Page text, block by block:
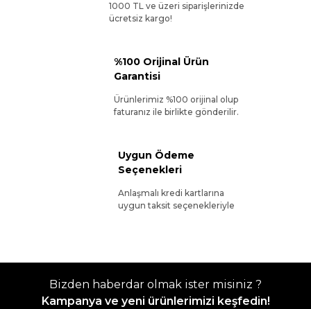
1000 TL ve üzeri siparişlerinizde
ücretsiz kargo!
%100 Orijinal Ürün
Garantisi
Ürünlerimiz %100 orijinal olup
faturanız ile birlikte gönderilir.
Uygun Ödeme
Seçenekleri
Anlaşmalı kredi kartlarına
uygun taksit seçenekleriyle
Bizden haberdar olmak ister misiniz ?
Kampanya ve yeni ürünlerimizi keşfedin!